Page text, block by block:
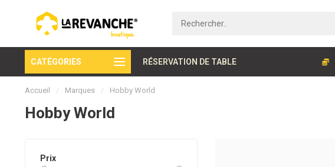
CATÉGORIES RÉSERVATION DE TABLE
Paiement sécurisé
Accueil / Marques / Hobby World
Hobby World
Prix